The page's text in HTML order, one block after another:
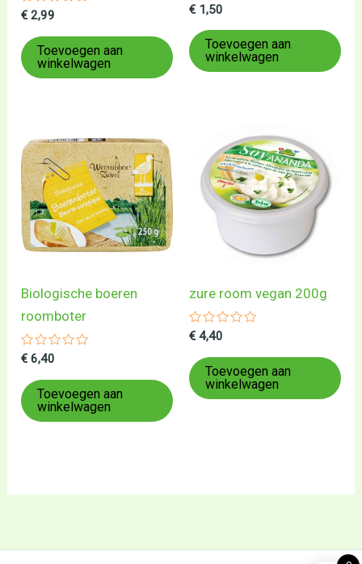
Gewaardeerd
uit
5
€ 2,99
Toevoegen aan
winkelwagen
Gewaardeerd
uit
5
€ 1,50
Toevoegen aan
winkelwagen
Biologische boeren
roomboter
Gewaardeerd
uit
5
€ 6,40
Toevoegen aan
winkelwagen
zure room vegan 200g
Gewaardeerd
uit
5
€ 4,40
Toevoegen aan
winkelwagen